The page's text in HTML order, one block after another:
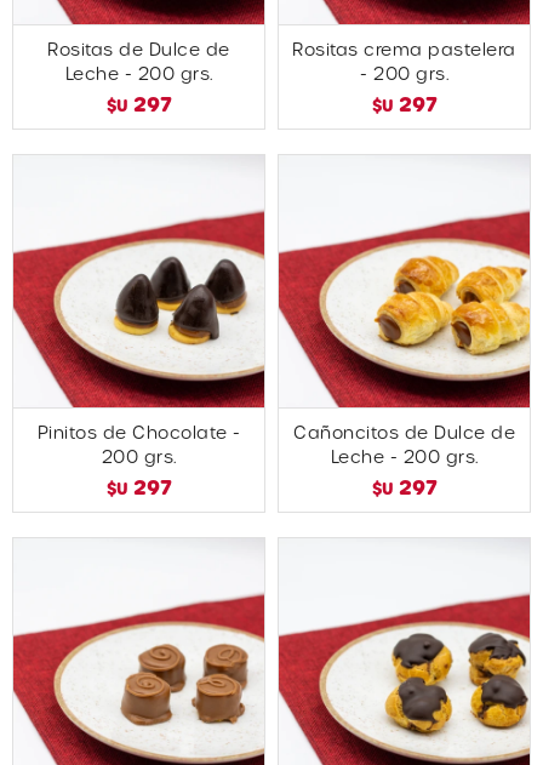
Rositas de Dulce de
Leche - 200 grs.
$U 297
Rositas crema pastelera
- 200 grs.
$U 297
Pinitos de Chocolate -
200 grs.
$U 297
Cañoncitos de Dulce de
Leche - 200 grs.
$U 297